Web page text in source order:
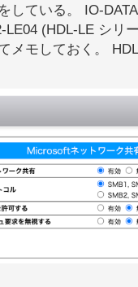
している。 IO-
LE04 (HDL-LE シリ
メモしておく。